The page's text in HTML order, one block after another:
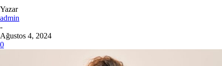
Yazar
admin
-
Ağustos 4, 2024
0